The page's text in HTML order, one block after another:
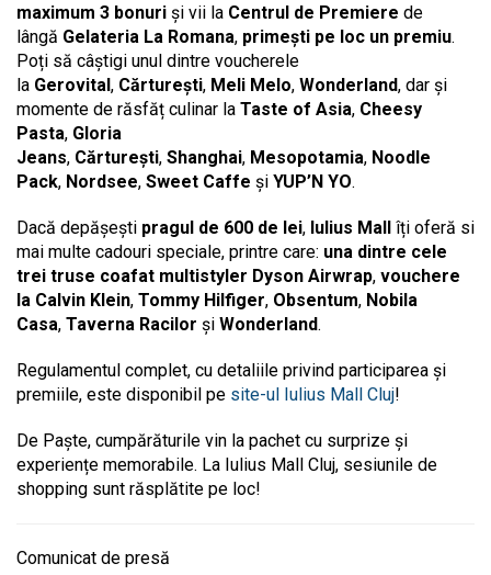
maximum 3 bonuri și vii la Centrul de Premiere de
lângă Gelateria La Romana, primești pe loc un premiu.
Poți să câștigi unul dintre voucherele
la Gerovital, Cărturești, Meli Melo, Wonderland, dar și
momente de răsfăț culinar la Taste of Asia, Cheesy
Pasta, Gloria
Jeans, Cărturești, Shanghai, Mesopotamia, Noodle
Pack, Nordsee, Sweet Caffe și YUP’N YO.
Dacă depășești pragul de 600 de lei, Iulius Mall îți oferă si
mai multe cadouri speciale, printre care: una dintre cele
trei truse coafat multistyler Dyson Airwrap, vouchere
la Calvin Klein, Tommy Hilfiger, Obsentum, Nobila
Casa, Taverna Racilor și Wonderland.
Regulamentul complet, cu detaliile privind participarea și
premiile, este disponibil pe site-ul Iulius Mall Cluj!
De Paște, cumpărăturile vin la pachet cu surprize și
experiențe memorabile. La Iulius Mall Cluj, sesiunile de
shopping sunt răsplătite pe loc!
Comunicat de presă